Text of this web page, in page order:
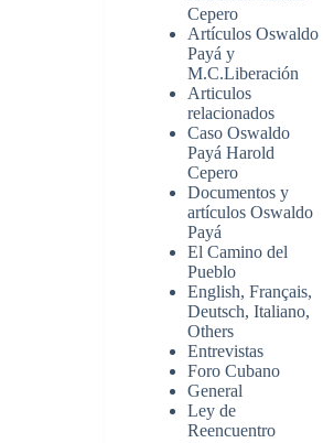
Cepero
Artículos Oswaldo
Payá y
M.C.Liberación
Articulos
relacionados
Caso Oswaldo
Payá Harold
Cepero
Documentos y
artículos Oswaldo
Payá
El Camino del
Pueblo
English, Français,
Deutsch, Italiano,
Others
Entrevistas
Foro Cubano
General
Ley de
Reencuentro